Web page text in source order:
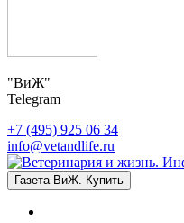
"ВиЖ"
Telegram
+7 (495) 925 06 34
info@vetandlife.ru
Газета ВиЖ. Купить